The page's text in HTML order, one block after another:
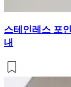
스테인레스 포
내